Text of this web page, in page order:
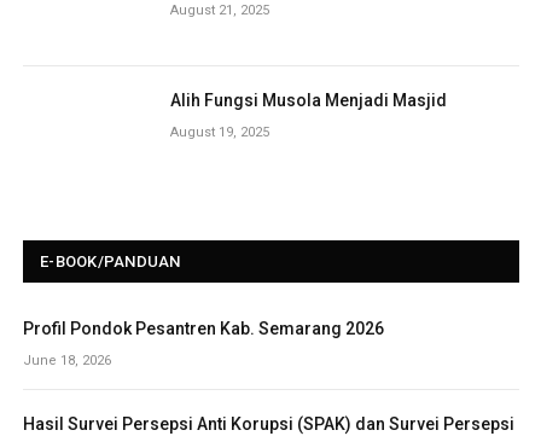
August 21, 2025
Alih Fungsi Musola Menjadi Masjid
August 19, 2025
E-BOOK/PANDUAN
Profil Pondok Pesantren Kab. Semarang 2026
June 18, 2026
Hasil Survei Persepsi Anti Korupsi (SPAK) dan Survei Persepsi